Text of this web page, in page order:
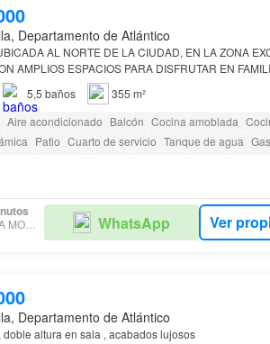
Departamento de Atlántico
AL NORTE DE LA CIUDAD, EN LA ZONA
AMPLIOS ESPACIOS PARA DISFRUTAR EN
UNA CON SU BAÑO ESTUDIO SALA COMEDOR Y
5,5 baños
355 m²
Aire acondicionado Balcón Cocina amoblada
Patio Cuarto de servicio Tanque de agua
con discapacidad
MARIA CLAUDIA MORALES ESTRELLA WhatsApp Ver
Departamento de Atlántico
altura en sala , acabados lujosos